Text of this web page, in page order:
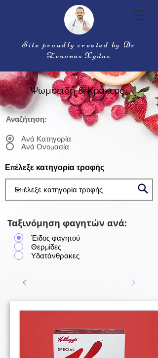
Site proudly created by Dr
Zenonas Xydas
Ψωμοειδή & Κράκερς
Αναζήτηση:
Ανά Κατηγορία
Ανά Ονομασία
Επέλεξε κατηγορία τροφής
Ταξινόμηση φαγητών ανά:
Έιδος φαγητού
Θερμίδες
Υδατάνθρακες